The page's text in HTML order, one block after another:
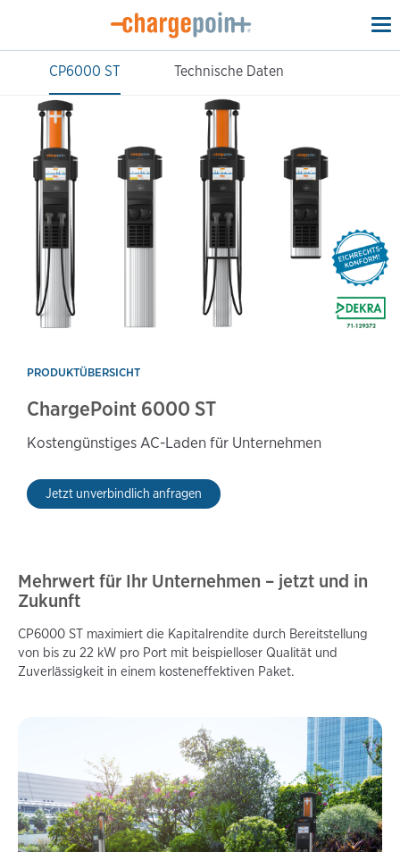
CP6000 ST
Technische Daten
PRODUKTÜBERSICHT
ChargePoint 6000 ST
Kostengünstiges AC-Laden für Unternehmen
Jetzt unverbindlich anfragen
Mehrwert für Ihr Unternehmen – jetzt und in
Zukunft
CP6000 ST maximiert die Kapitalrendite durch Bereitstellung
von bis zu 22 kW pro Port mit beispielloser Qualität und
Zuverlässigkeit in einem kosteneffektiven Paket.